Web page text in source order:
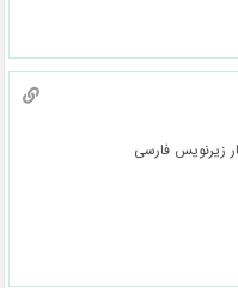
زیرنویس فارسی